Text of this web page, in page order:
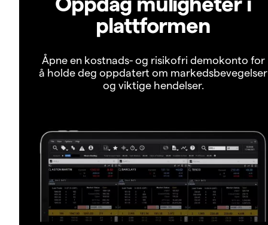
plattformen
Åpne en kostnads- og risikofri demokonto for
å holde deg oppdatert om markedsbevegelser
og viktige hendelser.